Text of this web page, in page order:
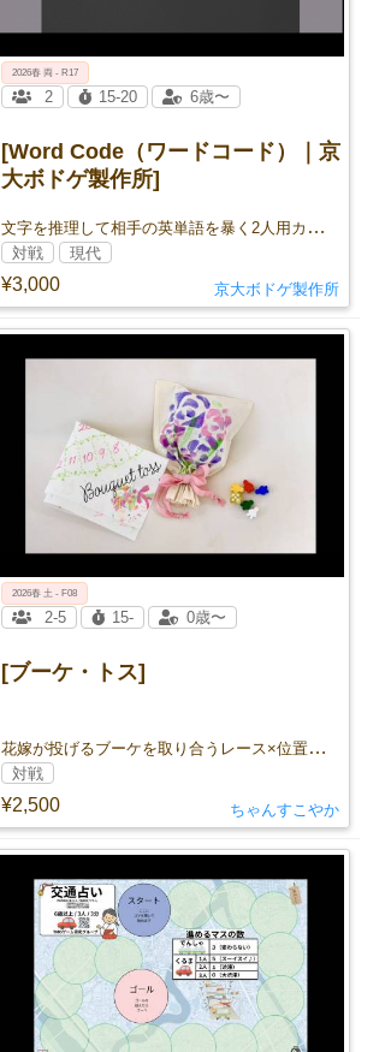
[Word Code（ワードコード）｜京
大ボドゲ製作所]
文字を推理して相手の英単語を暴く2人用カードバトル
¥3,000
2026春 両 - R17
2 15-20 6歳〜
対戦 現代
京大ボドゲ製作所
[ブーケ・トス]
花嫁が投げるブーケを取り合うレース×位置取りのパーティーゲーム💐
¥2,500
2026春 土 - F08
2-5 15- 0歳〜
対戦
ちゃんすこやか